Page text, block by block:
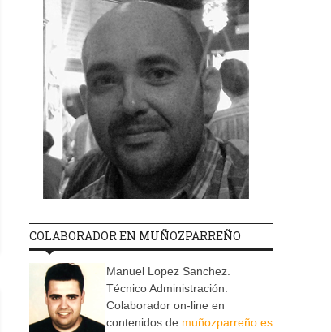
COLABORADOR EN MUÑOZPARREÑO
Manuel Lopez Sanchez.
Técnico Administración.
Colaborador on-line en
contenidos de muñozparreño.es